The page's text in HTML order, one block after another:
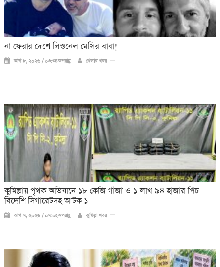
না ফেরার দেশে লিওনেল মেসির বাবা!
আগ ৮, ২০২৬ / ০৩:৩৪অপরাহ্ণ খেলার খবর
কুমিল্লায় পৃথক অভিযানে ১৮ কেজি গাঁজা ও ১ লাখ ৯৪ হাজার পিচ
বিদেশি সিগারেটসহ আটক ১
আগ ৭, ২০২৬ / ০৭:০২অপরাহ্ণ কুমিল্লা খবর